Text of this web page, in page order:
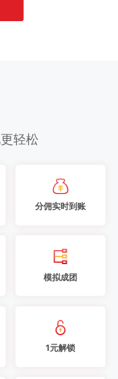
轻松
分佣实时到账
模拟成团
1元解锁